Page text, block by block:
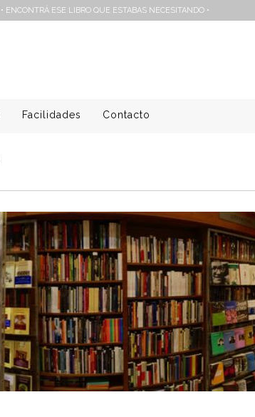
• ENCONTRÁ ESE LIBRO QUE ESTABAS NECESITANDO •
Facilidades Contacto